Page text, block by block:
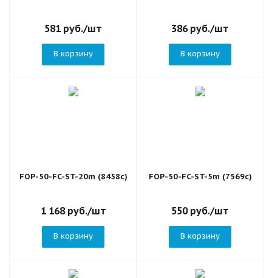
581 руб./шт
В корзину
386руб./шт
В корзину
FOP-50-FC-ST-20m (8458c)
1 168руб./шт
В корзину
FOP-50-FC-ST-5m (7569c)
550руб./шт
В корзину